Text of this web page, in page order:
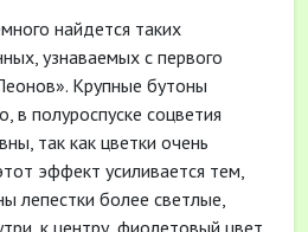
найдется таких
узнаваемых с первого
Крупные бутоны
в полуроспуске соцветия
так как цветки очень
эффект усиливается тем,
лепестки более светлые,
к центру, фиолетовый цвет